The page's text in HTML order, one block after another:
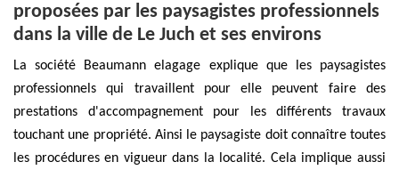
proposées par les paysagistes professionnels
dans la ville de Le Juch et ses environs
La société Beaumann elagage explique que les paysagistes
professionnels qui travaillent pour elle peuvent faire des
prestations d'accompagnement pour les différents travaux
touchant une propriété. Ainsi le paysagiste doit connaître toutes
les procédures en vigueur dans la localité. Cela implique aussi